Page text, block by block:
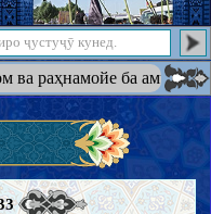
ба амри худ қарор